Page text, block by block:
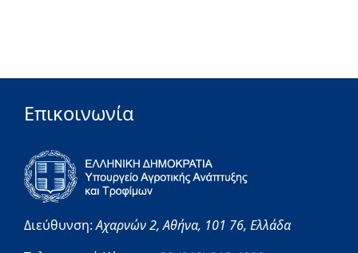
Επικοινωνία
Διεύθυνση:Αχαρνών 2,Αθήνα, 101 76, Ελλάδα